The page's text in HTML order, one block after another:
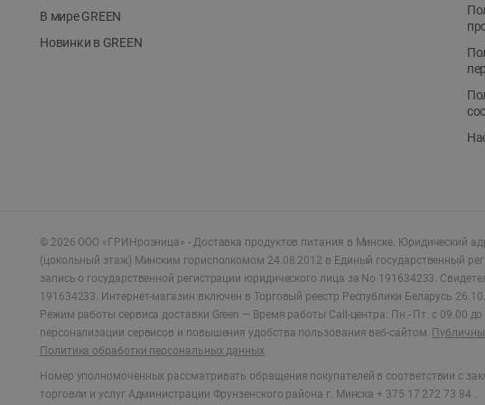
В мире GREEN
Новинки в GREEN
© 2026 ООО «ГРИНрозница» - Доставка продуктов питания в Минске. Юридический
(цокольный этаж) Минским горисполкомом 24.08.2012 в Единый государственный
запись о государственной регистрации юридического лица за No 191634233.
191634233. Интернет-магазин включен в Торговый реестр Республики Беларусь
Режим работы сервиса доставки Green — Время работы Call-центра: Пн.- Пт. с 09.00
персонализации сервисов и повышения удобства пользования веб-сайтом.
Политика обработки персональных данных
Номер уполномоченных рассматривать обращения покупателей в соответствии с
торговли и услуг Администрации Фрунзенского района г. Минска + 375 17 272 73 84 .